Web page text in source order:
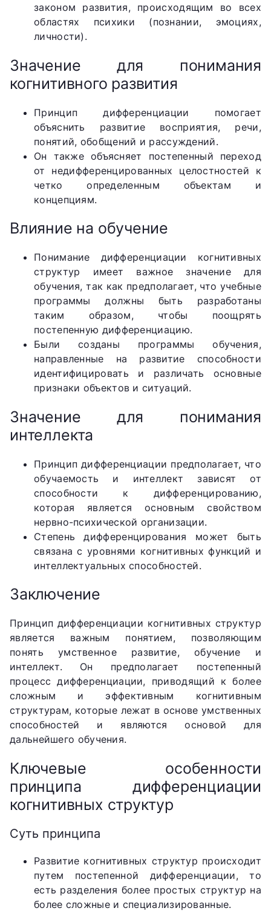
законом развития, происходящим во всех
областях психики (познании, эмоциях,
личности).
Значение для понимания
когнитивного развития
Принцип дифференциации помогает
объяснить развитие восприятия, речи,
понятий, обобщений и рассуждений.
Он также объясняет постепенный переход
от недифференцированных целостностей к
четко определенным объектам и
концепциям.
Влияние на обучение
Понимание дифференциации когнитивных
структур имеет важное значение для
обучения, так как предполагает, что учебные
программы должны быть разработаны
таким образом, чтобы поощрять
постепенную дифференциацию.
Были созданы программы обучения,
направленные на развитие способности
идентифицировать и различать основные
признаки объектов и ситуаций.
Значение для понимания
интеллекта
Принцип дифференциации предполагает, что
обучаемость и интеллект зависят от
способности к дифференцированию,
которая является основным свойством
нервно-психической организации.
Степень дифференцирования может быть
связана с уровнями когнитивных функций и
интеллектуальных способностей.
Заключение
Принцип дифференциации когнитивных структур
является важным понятием, позволяющим
понять умственное развитие, обучение и
интеллект. Он предполагает постепенный
процесс дифференциации, приводящий к более
сложным и эффективным когнитивным
структурам, которые лежат в основе умственных
способностей и являются основой для
дальнейшего обучения.
Ключевые особенности
принципа дифференциации
когнитивных структур
Суть принципа
Развитие когнитивных структур происходит
путем постепенной дифференциации, то
есть разделения более простых структур на
более сложные и специализированные.